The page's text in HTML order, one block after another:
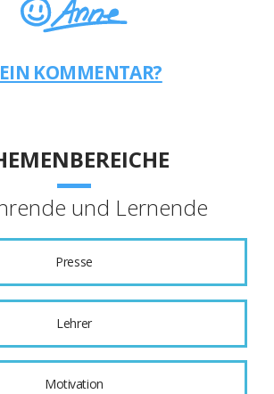
KOMMENTAR?
und Lernende
Presse
Lehrer
Motivation